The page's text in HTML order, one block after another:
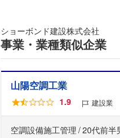
ショーボンド建設株式会社
事業・業種類似企業
山陽空調工業
1.9 建設業
空調設備施工管理 20代前半